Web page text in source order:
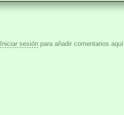
Iniciar sesión para añadir comentarios aquí.